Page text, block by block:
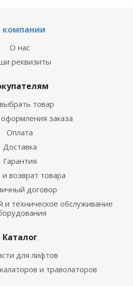
компании
О нас
реквизиты
товар
заказа
Оплата
Доставка
Гарантия
возврат товара
договор
и техническое обслуживание
Каталог
для лифтов
и траволаторов